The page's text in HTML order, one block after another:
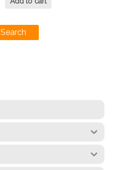
Search